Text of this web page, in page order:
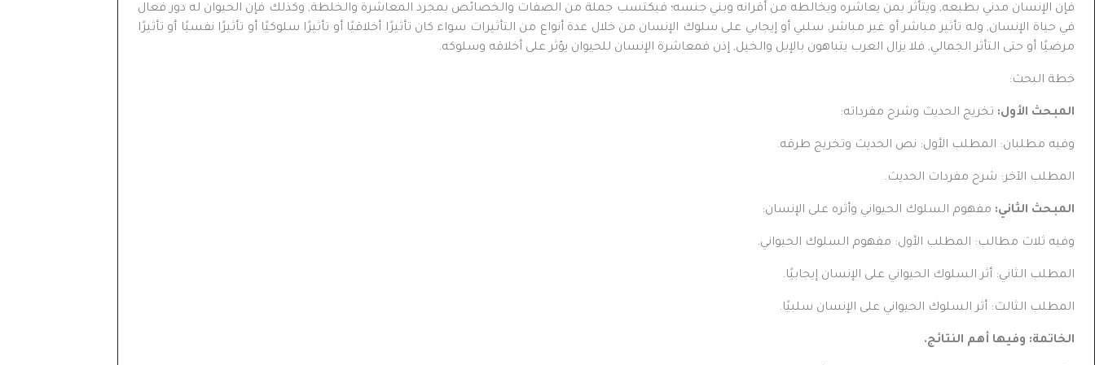
فإن الإنسان مدني بطبعه, ويتأثر بمن يعاشره ويخالطه من أقرانه وبني جنسه؛ فيكتسب جملة من الصفات والخصائص بمجرد المعاشرة والخلطة, وكذلك فإن الحيوان له دور فعال
في حياة الإنسان, وله تأثير مباشر أو غير مباشر, سلبي أو إيجابي على سلوك الإنسان من خلال عدة أنواع من التأثيرات سواء كان تأثيرًا أخلاقيًا أو تأثيرًا سلوكيًا أو تأثيرًا نفسيًا أو تأثيرًا
مرضيًا أو حتى التأثر الجمالي, فلا يزال العرب يتباهون بالإبل والخيل, إذن فمعاشرة الإنسان للحيوان يؤثر على أخلاقه وسلوكه.
خطة البحث:
المبحث الأول: تخريج الحديث وشرح مفرداته:
وفيه مطلبان: المطلب الأول: نص الحديث وتخريج طرقه.
المطلب الآخر: شرح مفردات الحديث.
المبحث الثاني: مفهوم السلوك الحيواني وأثره على الإنسان:
وفيه ثلاث مطالب: المطلب الأول: مفهوم السلوك الحيواني.
المطلب الثاني: أثر السلوك الحيواني على الإنسان إيجابيًا.
المطلب الثالث: أثر السلوك الحيواني على الإنسان سلبيًا.
الخاتمة: وفيها أهم النتائج.